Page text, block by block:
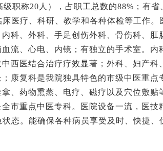
职称20人），占职工总数的88%；有省
医疗、科研、教学和各种体检等工作。
科、外科、手足创伤外科、骨伤科、肛
流、心电、内镜；有独立的手术室。内
西医结合治疗疗效显著；外科、妇产科
康复科是我院独具特色的市级中医重点
、药物熏蒸、电疗、磁疗以及穴位敷贴
市重点中医专科。医院设备一流，医技
态。能确保各种病员享受及时、快捷、